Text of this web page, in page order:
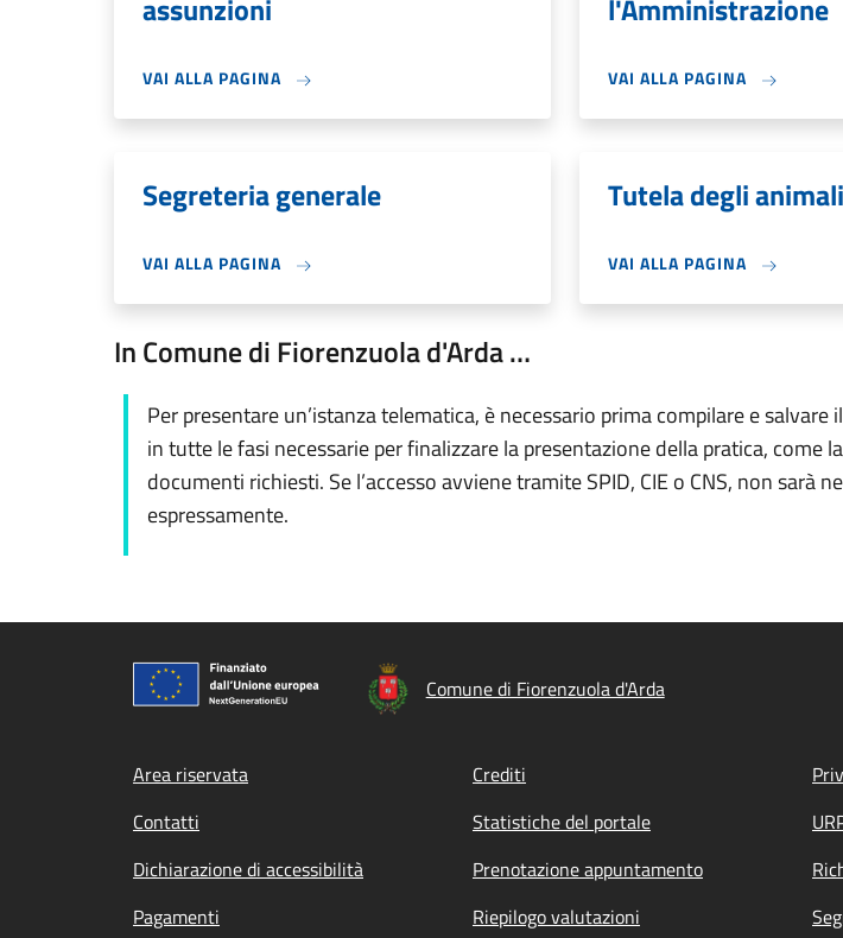
assunzioni
VAI ALLA PAGINA
l'Amministrazione
VAI ALLA PAGINA
Segreteria generale
VAI ALLA PAGINA
Tutela degli animali
VAI ALLA PAGINA
In Comune di Fiorenzuola d'Arda …
Per presentare un’istanza telematica, è necessario prima compilare e
in tutte le fasi necessarie per finalizzare la presentazione della pratica,
documenti richiesti. Se l’accesso avviene tramite SPID, CIE o CNS, non sarà
espressamente.
Comune di Fiorenzuola d'Arda
Footer menu
Area riservata Crediti
Contatti
Statistiche del portale
Dichiarazione di accessibilità
Prenotazione appuntamento
Pagamenti
Riepilogo valutazioni